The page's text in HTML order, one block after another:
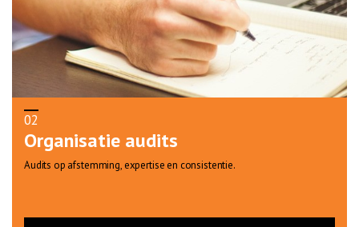
02
Organisatie audits
Audits op afstemming, expertise en consistentie.